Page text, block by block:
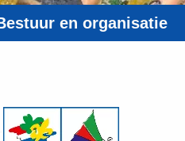
en organisatie